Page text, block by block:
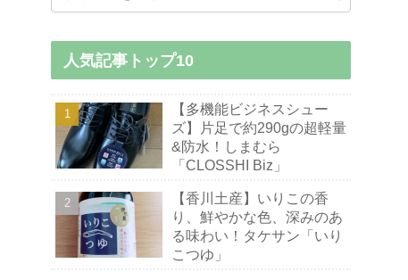
人気記事トップ10
【多機能ビジネスシュー
ズ】片足で約290gの超軽量
&防水！しまむら
「CLOSSHI Biz」
【香川土産】いりこの香
り、鮮やかな色、深みのあ
る味わい！タケサン「いり
こつゆ」